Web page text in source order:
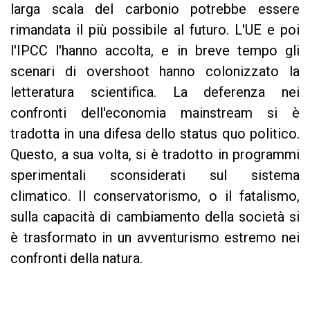
larga scala del carbonio potrebbe essere
rimandata il più possibile al futuro. L'UE e poi
l'IPCC l'hanno accolta, e in breve tempo gli
scenari di overshoot hanno colonizzato la
letteratura scientifica. La deferenza nei
confronti dell'economia mainstream si è
tradotta in una difesa dello status quo politico.
Questo, a sua volta, si è tradotto in programmi
sperimentali sconsiderati sul sistema
climatico. Il conservatorismo, o il fatalismo,
sulla capacità di cambiamento della società si
è trasformato in un avventurismo estremo nei
confronti della natura.